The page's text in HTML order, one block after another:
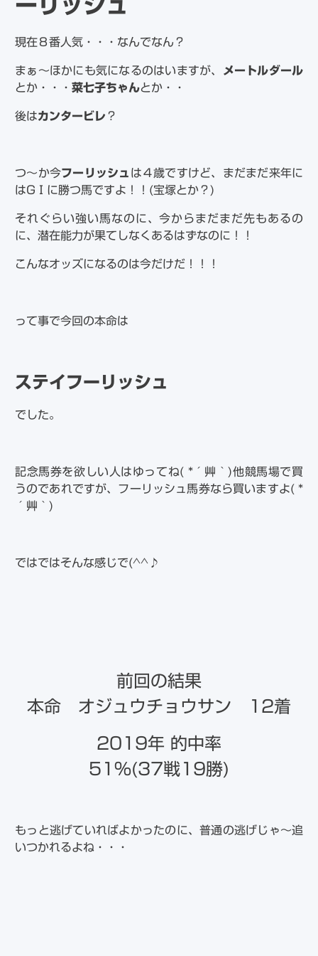
ーリッシュ
現在８番人気・・・なんでなん？
まぁ～ほかにも気になるのはいますが、 メートルダール
とか・・・ 菜七子ちゃんとか・・
後はカンタービレ ？
つ～か今フーリッシュ は４歳ですけど、まだまだ来年に
はGⅠに勝つ馬ですよ！！(宝塚とか？)
それぐらい強い馬なのに、今からまだまだ先もあるの
に、潜在能力が果てしなくあるはずなのに！！
こんなオッズになるのは今だけだ！！！
って事で今回の本命は
ステイフーリッシュ
でした。
記念馬券を欲しい人はゆってね( *´艸｀)他競馬場で買
うのであれですが、フーリッシュ馬券なら買いますよ( *
´艸｀)
ではではそんな感じで(^^♪
前回の結果
本命 オジュウチョウサン 12着
2019年 的中率
51％(37戦19勝)
もっと逃げていればよかったのに、普通の逃げじゃ～追
いつかれるよね・・・